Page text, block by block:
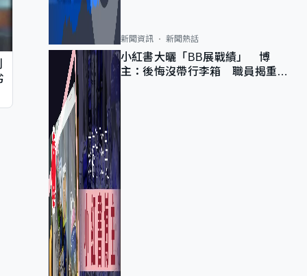
新聞資訊 新聞熱話
小紅書大曬「BB展戰績」 博
主：後悔沒帶行李箱 職員揭重複